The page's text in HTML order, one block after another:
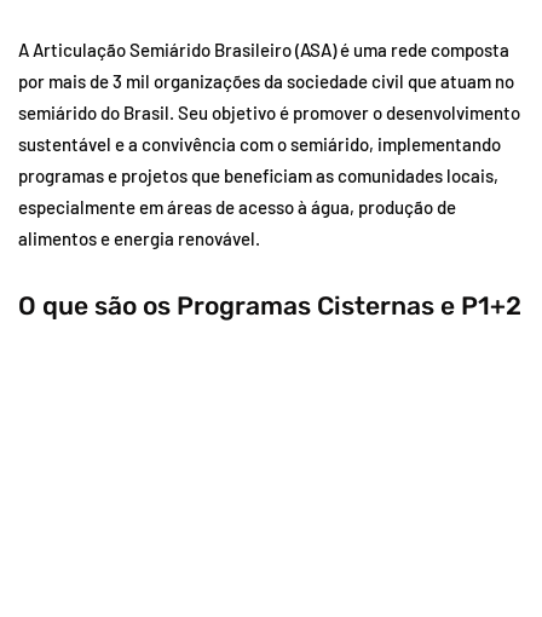
A Articulação Semiárido Brasileiro (ASA) é uma rede composta
por mais de 3 mil organizações da sociedade civil que atuam no
semiárido do Brasil. Seu objetivo é promover o desenvolvimento
sustentável e a convivência com o semiárido, implementando
programas e projetos que beneficiam as comunidades locais,
especialmente em áreas de acesso à água, produção de
alimentos e energia renovável.
O que são os Programas Cisternas e P1+2